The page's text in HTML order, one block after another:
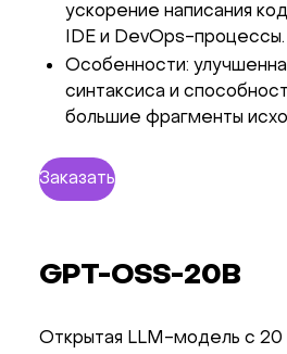
ускорение написания
IDE и DevOps-процессы.
Особенности:
синтаксиса и
большие фрагменты
Заказать
GPT-OSS-20B
Открытая LLM-модель с 20